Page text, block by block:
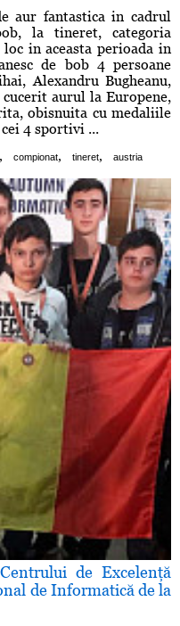
aur fantastica in cadrul
la tineret, categoria
in aceasta perioada in
de bob 4 persoane
Alexandru Bugheanu,
aurul la Europene,
obisnuita cu medaliile
4 sportivi ...
, compionat, tineret, austria
de Excelenţă
de Informatică de la